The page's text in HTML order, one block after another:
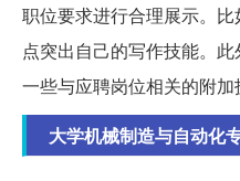
职位要求进行合理展示。
点突出自己的写作技能。
一些与应聘岗位相关的附加
大学机械制造与自动化